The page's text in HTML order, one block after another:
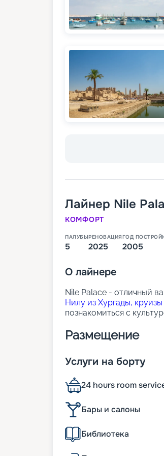
Лайнер Nile
КОМФОРТ
ПАЛУБЫ
5
РЕНОВАЦИЯ
2025
ГОД
2005
О лайнере
Nile Palace - отличный
Нилу из Хургады,
познакомиться с
Размещение
На борту находятся
рекой. В каждой каюте
кондиционер,
ванная с душем,
телевизор,
сейф,
ежедневная уборка.
Питание на борту
Услуги на борту
24 hours room
Бары и салоны
Библиотека